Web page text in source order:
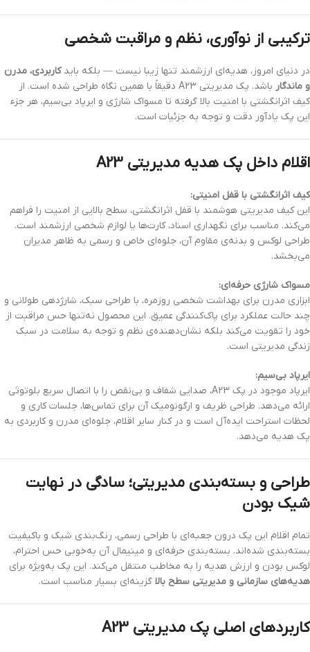
ترکیبی از نوآوری، نظم و مراقبت شخصی
در دنیای امروز، هدیه‌ای ارزشمند تنها زیبا نیست — بلکه بایدکاربردی، مدرن
و ماندگار
باشد. پک مدیریتی A23 دقیقاً با همین نگاه طراحی شده است. از
کیف اثرانگشتی با امنیت بالا گرفته تا مسواک شارژی و ایرپاد بی‌سیم، هر جزء
این پک یادآور دقت و توجه به جزئیات است.
اقلام داخل پک هدیه مدیریتی A23
کیف اثرانگشتی با قفل امنیتی:
این کیف مدیریتی هوشمند با قفل اثرانگشتی، سطح بالایی از امنیت را فراهم
می‌کند. مناسب برای نگهداری اسناد، کارت‌ها یا لوازم شخصی ارزشمند است.
طراحی لوکس و بدنه‌ی مقاوم آن، جلوه‌ای خاص و رسمی به ظاهر مدیران
می‌بخشد.
مسواک شارژی حرفه‌ای:
ابزاری مدرن برای بهداشت شخصی روزمره، با طراحی سبک، شارژدهی طولانی و
چند حالت عملکرد برای پاک‌کنندگی عمیق. این محصول نه‌تنها حس مراقبت از
خود را تقویت می‌کند بلکه نشان‌دهنده‌ی نظم و توجه به سلامت در سبک
زندگی مدیریتی است.
ایرپاد بی‌سیم:
ایرپاد موجود در پک A23، صدایی شفاف و بی‌نقص را با اتصال سریع بلوتوثی
ارائه می‌دهد. طراحی ظریف و ارگونومیک آن برای تماس‌ها، جلسات کاری و
لحظات استراحت ایده‌آل است و در کنار سایر اقلام، جلوه‌ای مدرن و کاربردی به
پک هدیه می‌دهد.
طراحی و بسته‌بندی مدیریتی؛ سادگی در نهایت
شیک بودن
تمام اقلام این پک درون جعبه‌ای با طراحی رسمی، رنگ‌بندی شیک و باکیفیت
بسته‌بندی شده‌اند. بسته‌بندی حرفه‌ای و مینیمال آن به‌خوبی حس احترام،
لوکس بودن و ارزش هدیه را به مخاطب منتقل می‌کند. این پک به‌ویژه برای
هدیه‌های سازمانی و مدیریتی سطح بالا گزینه‌ای بسیار مناسب است.
کاربردهای اصلی پک مدیریتی A23